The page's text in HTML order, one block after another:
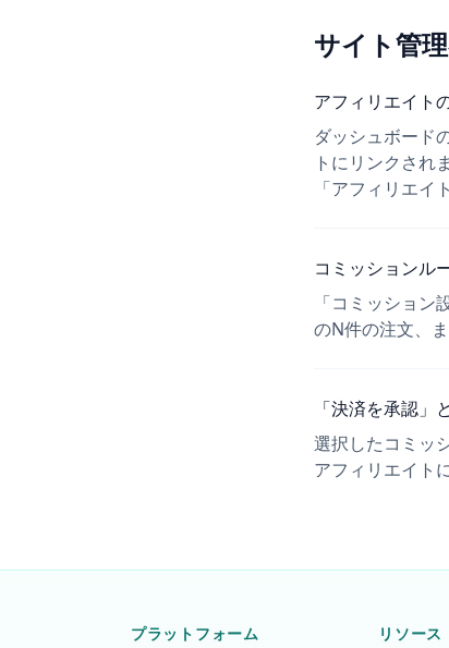
サイト管
アフィリエイト
ダッシュボード
トにリンクされ
「アフィリエイ
コミッションル
「コミッショ
のN件の注文、
「決済を承認」
選択したコミッ
アフィリエイト
プラットフォーム リソース